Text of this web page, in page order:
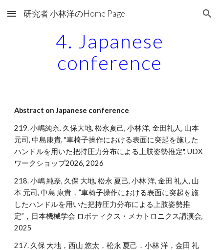
Skip to main content Skip to navigation
研究者 小林洋のHome Page
4. Japanese
conference
Abstract on Japanese conference
219. 小嶋純奈, 久保大地, 松永夏己, 小林洋, 金田礼人, 山本
元司, 中島康貴, "車椅子操作における表面に突起を施した
ハンドルを用いた把持圧力分布による上肢姿勢推定", UDX
ワークショップ2026, 2026
218. 小嶋 純奈, 久保 大地, 松永 夏己, 小林 洋, 金田 礼人, 山
本 元司, 中島 康貴，”車椅子操作における表面に突起を施
したハンドルを用いた把持圧力分布による上肢姿勢推
定”， 日本機械学会 ロボティクス・メカトロニクス講演会,
2025
217. 久保 大地，西山 悠太，松永 夏己，小林 洋，金田 礼